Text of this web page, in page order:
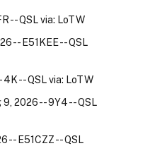
-- QSL via: LoTW
-- E51KEE -- QSL
-- QSL via: LoTW
2026 -- 9Y4 -- QSL
-- E51CZZ -- QSL